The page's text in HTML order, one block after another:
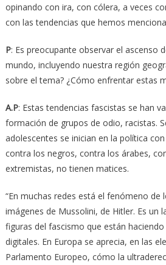
opinando con ira, con cólera, a veces
con las tendencias que hemos
P: Es preocupante observar el ascenso
mundo, incluyendo nuestra región
sobre el tema? ¿Cómo enfrentar estas
A.P: Estas tendencias fascistas se han
formación de grupos de odio, racistas.
adolescentes se inician en la política
contra los negros, contra los árabes,
extremistas, no tienen matices.
“En muchas redes está el fenómeno de
imágenes de Mussolini, de Hitler. Es un
figuras del fascismo que están
digitales. En Europa se aprecia, en las
Parlamento Europeo, cómo la